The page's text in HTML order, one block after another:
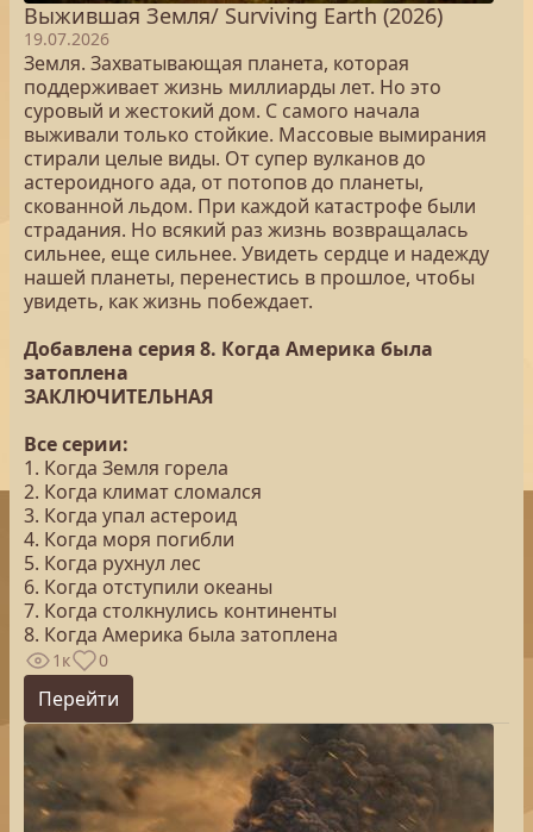
Выжившая Земля/ Surviving Earth (2026)
19.07.2026
Земля. Захватывающая планета, которая
поддерживает жизнь миллиарды лет. Но это
суровый и жестокий дом. С самого начала
выживали только стойкие. Массовые вымирания
стирали целые виды. От супер вулканов до
астероидного ада, от потопов до планеты,
скованной льдом. При каждой катастрофе были
страдания. Но всякий раз жизнь возвращалась
сильнее, еще сильнее. Увидеть сердце и надежду
нашей планеты, перенестись в прошлое, чтобы
увидеть, как жизнь побеждает.
Добавлена серия 8. Когда Америка была
затоплена
ЗАКЛЮЧИТЕЛЬНАЯ
Все серии:
1. Когда Земля горела
2. Когда климат сломался
3. Когда упал астероид
4. Когда моря погибли
5. Когда рухнул лес
6. Когда отступили океаны
7. Когда столкнулись континенты
8. Когда Америка была затоплена
1к 0
Перейти